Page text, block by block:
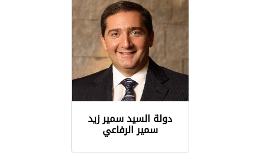
دولة السيد سمير زيد
سمير الرفاعي